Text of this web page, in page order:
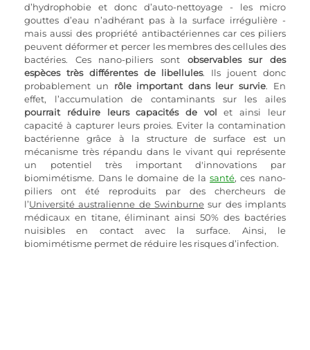
d’hydrophobie et donc d’auto-nettoyage - les micro
gouttes d’eau n’adhérant pas à la surface irrégulière -
mais aussi des propriété antibactériennes car ces piliers
peuvent déformer et percer les membres des cellules des
bactéries. Ces nano-piliers sont observables sur des
espèces très différentes de libellules. Ils jouent donc
probablement un rôle important dans leur survie. En
effet, l’accumulation de contaminants sur les ailes
pourrait réduire leurs capacités de vol et ainsi leur
capacité à capturer leurs proies. Eviter la contamination
bactérienne grâce à la structure de surface est un
mécanisme très répandu dans le vivant qui représente
un potentiel très important d'innovations par
biomimétisme. Dans le domaine de la santé, ces nano-
piliers ont été reproduits par des chercheurs de
l’Université australienne de Swinburne sur des implants
médicaux en titane, éliminant ainsi 50% des bactéries
nuisibles en contact avec la surface. Ainsi, le
biomimétisme permet de réduire les risques d’infection.